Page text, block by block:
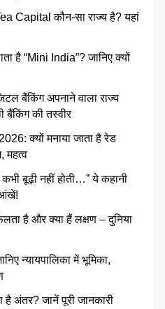
Capital कौन-सा राज्य है? यहां
है “Mini India”? जानिए क्यों
बैंकिंग अपनाने वाला राज्य
बैंकिंग की तस्वीर
क्यों मनाया जाता है रेड
महत्व
बूढ़ी नहीं होती…” ये कहानी
आंखें!
है और क्या हैं लक्षण – दुनिया
न्यायपालिका में भूमिका,
है अंतर? जानें पूरी जानकारी